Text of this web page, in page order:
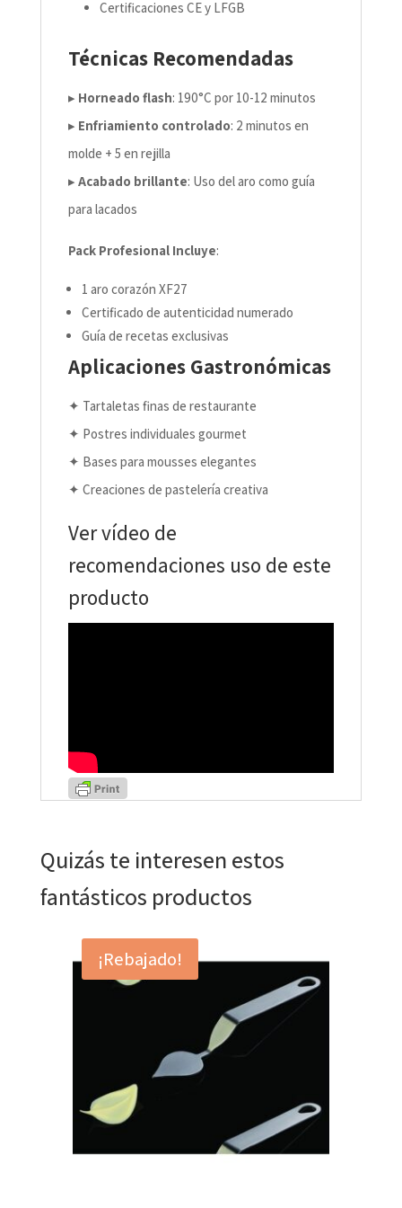
Certificaciones CE y LFGB
Técnicas Recomendadas
▸ Horneado flash: 190°C por 10-12 minutos
▸ Enfriamiento controlado: 2 minutos en
molde + 5 en rejilla
▸ Acabado brillante: Uso del aro como guía
para lacados
Pack Profesional Incluye:
1 aro corazón XF27
Certificado de autenticidad numerado
Guía de recetas exclusivas
Aplicaciones Gastronómicas
✦ Tartaletas finas de restaurante
✦ Postres individuales gourmet
✦ Bases para mousses elegantes
✦ Creaciones de pastelería creativa
Ver vídeo de
recomendaciones uso de este
producto
Quizás te interesen estos
fantásticos productos
¡Rebajado!